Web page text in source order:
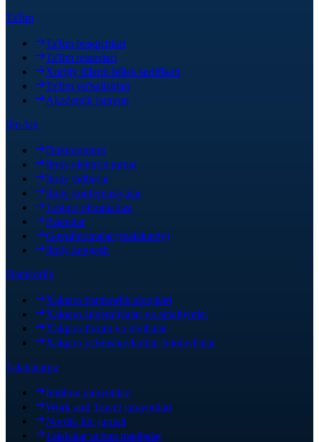
Ta'lim
Ta'lim bosqichlari
Ta'lim resurslari
Xorijiy tillarni bilish sertifikati
Ta'lim yo'nalishlari
Akademik jarayon
Ilm-fan
Doktorantura
Ilmiy elektron jurnal
Ilmiy tadbirlar
Ilmiy konferensiyalar
Tasimo olimpiadasi
Patentlar
Guvohnomalar (malakaviy)
Ilmiy kengash
Hamkorlik
Xalqaro hamkorlik aloqalari
Xalqaro stipendiyalar va amaliyotlar
Xalqaro forum va loyihalar
Xalqaro uchrashuvlardan fotolavhalar
Talabalarga
Imtihon jarayonlari
Work and Travel jarayonlari
Nordik life jurnali
Talabalar uchun manbalar